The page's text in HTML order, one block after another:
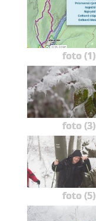
foto (1)
foto (3)
foto (5)